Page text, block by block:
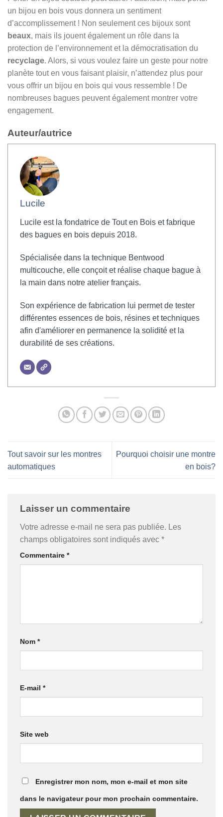
un bijou en bois vous donnera un sentiment
d’accomplissement ! Non seulement ces bijoux sont
beaux, mais ils jouent également un rôle dans la
protection de l’environnement et la démocratisation du
recyclage. Alors, si vous voulez faire un geste pour notre
planète tout en vous faisant plaisir, n’attendez plus pour
vous offrir un bijou en bois qui vous ressemble ! De
nombreuses bagues peuvent également montrer votre
engagement.
Auteur/autrice
Lucile
Lucile est la fondatrice de Tout en Bois et fabrique
des bagues en bois depuis 2018.
Spécialisée dans la technique Bentwood
multicouche, elle conçoit et réalise chaque bague à
la main dans notre atelier français.
Son expérience de fabrication lui permet de tester
différentes essences de bois, résines et techniques
afin d'améliorer en permanence la solidité et la
durabilité de ses créations.
Tout savoir sur les montres
automatiques
Pourquoi choisir une montre
en bois?
Laisser un commentaire
Votre adresse e-mail ne sera pas publiée. Les
champs obligatoires sont indiqués avec *
Commentaire *
Nom *
E-mail *
Site web
Enregistrer mon nom, mon e-mail et mon site
dans le navigateur pour mon prochain commentaire.